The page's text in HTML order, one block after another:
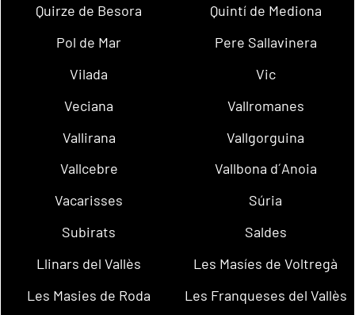
Quirze de Besora
Quintí de Mediona
Pol de Mar
Pere Sallavinera
Vilada
Vic
Veciana
Vallromanes
Vallirana
Vallgorguina
Vallcebre
Vallbona d´Anoia
Vacarisses
Súria
Subirats
Saldes
Llinars del Vallès
Les Masíes de Voltregà
Les Masies de Roda
Les Franqueses del Vallès